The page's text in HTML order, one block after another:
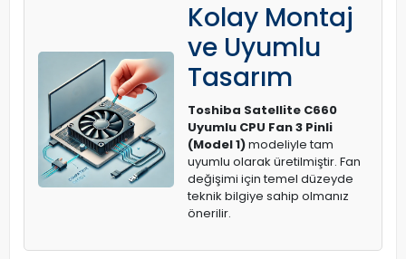
Kolay Montaj
ve Uyumlu
Tasarım
Toshiba Satellite C660
Uyumlu CPU Fan 3 Pinli
(Model 1)modeliyle tam
uyumlu olarak üretilmiştir. Fan
değişimi için temel düzeyde
teknik bilgiye sahip olmanız
önerilir.